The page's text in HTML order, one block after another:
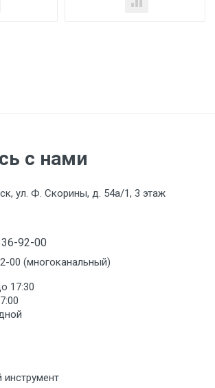
с нами
ул. Ф. Скорины, д. 54а/1, 3 этаж
92-00
00 (многоканальный)
17:30
инструмент